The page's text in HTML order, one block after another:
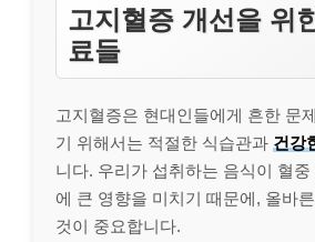
고지혈증 개선을 위
료들
고지혈증은 현대인들에게 흔한 문
기 위해서는 적절한 식습관과 건강
니다. 우리가 섭취하는 음식이 혈
에 큰 영향을 미치기 때문에, 올바
것이 중요합니다.